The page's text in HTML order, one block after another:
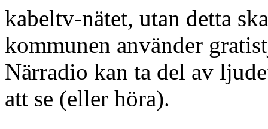
kabeltv-nätet, utan detta
kommunen använder
Närradio kan ta del av
att se (eller höra).